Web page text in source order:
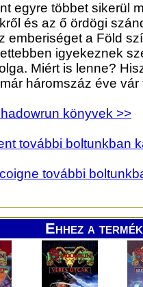
egyre többet sikerül
és az ő ördögi
emberiséget a Föld
igyekeznek
Miért is lenne?
háromszáz éve
könyvek >>
további boltunkban
további
Ehhez a